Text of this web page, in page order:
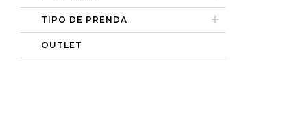
TIPO DE PRENDA
OUTLET